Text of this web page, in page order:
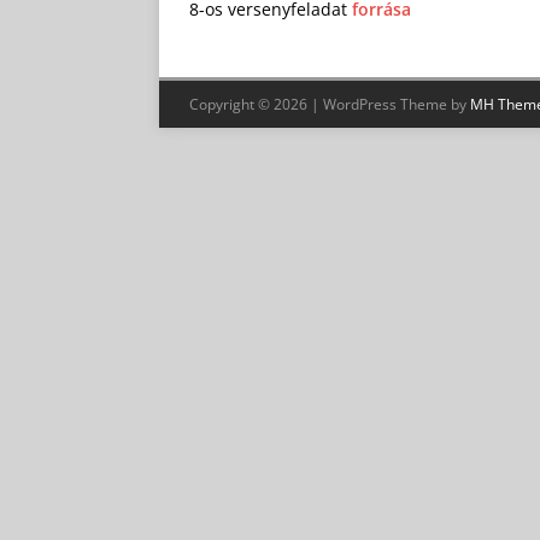
8-os versenyfeladat forrása
Copyright © 2026 | WordPress Theme by MH